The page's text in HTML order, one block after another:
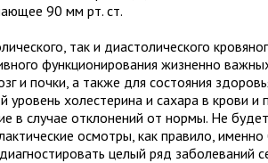
90 мм рт. ст.
так и диастолического
функционирования жизненно
и почки, а также для состояния
холестерина и сахара в крови и
в случае отклонений от нормы. Не
осмотры, как правило, именно
целый ряд заболеваний